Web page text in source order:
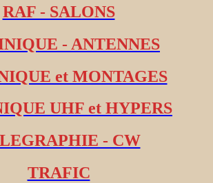
RAF - SALONS
- ANTENNES
et MONTAGES
UHF et HYPERS
- CW
TRAFIC